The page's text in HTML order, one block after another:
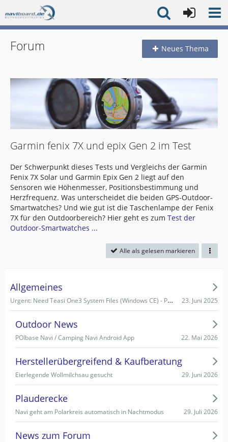
Forum Neues Thema
Garmin fenix 7X und epix Gen 2 im Test
Der Schwerpunkt dieses Tests und Vergleichs der Garmin
Fenix 7X Solar und Garmin Epix Gen 2 liegt auf den
Sensoren wie Höhenmesser, Positionsbestimmung und
Herzfrequenz. Was unterscheidet die beiden GPS-Outdoor-
Smartwatches? Und wie gut ist die Taschenlampe der Fenix
7X für den Outdoorbereich? Hier geht es zum Test der
Outdoor-Smartwatches ...
Alle als gelesen markieren
Allgemeines
Urgent: Need Teasi One3 System Files (Windows CE) - PC recognizes it as Mass Storage! 23. Juni 2025
Outdoor News
POIbase Navi / Camping Navi Android App 22. Mai 2026
Herstellerübergreifend & Kaufberatung
Eierlegende Wollmilchsau gesucht 29. Juni 2026
Plauderecke
Navi geht am Polarkreis automatisch in Nachtmodus 29. Juli 2026
News zum Forum